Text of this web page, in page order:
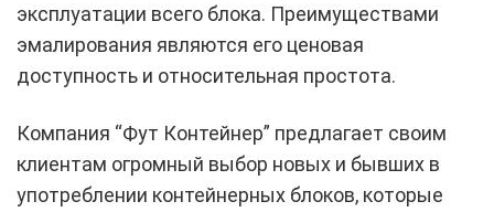
эксплуатации всего блока. Преимуществами
эмалирования являются его ценовая
доступность и относительная простота.
Компания “Фут Контейнер” предлагает своим
клиентам огромный выбор новых и бывших в
употреблении контейнерных блоков, которые